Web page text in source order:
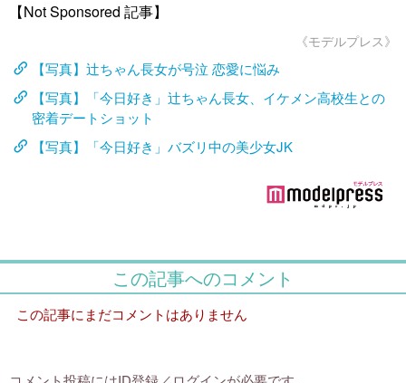
【Not Sponsored 記事】
《モデルプレス》
【写真】辻ちゃん長女が号泣 恋愛に悩み
【写真】「今日好き」辻ちゃん長女、イケメン高校生との
密着デートショット
【写真】「今日好き」バズリ中の美少女JK